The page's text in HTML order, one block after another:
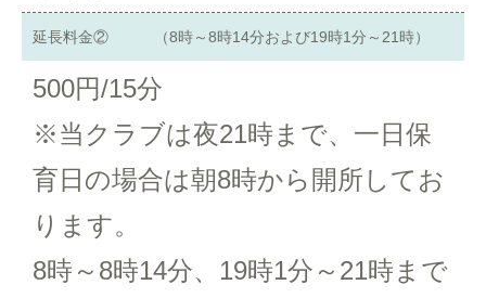
延長料金② （8時～8時14分および19時1分～21時）
500円/15分
※当クラブは夜21時まで、一日保
育日の場合は朝8時から開所してお
ります。
8時～8時14分、19時1分～21時まで